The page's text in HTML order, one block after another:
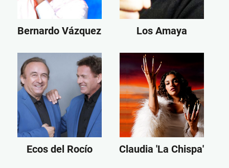
Bernardo Vázquez Los Amaya
Ecos del Rocío Claudia 'La Chispa'